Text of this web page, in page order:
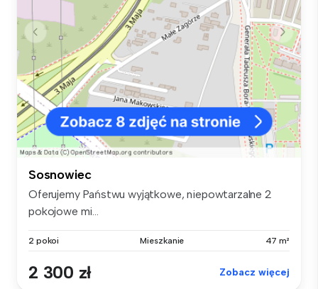
Sosnowiec
Oferujemy Państwu wyjątkowe, niepowtarzalne 2
pokojowe mi...
2 pokoi Mieszkanie 47 m²
2 300 zł Zobacz więcej